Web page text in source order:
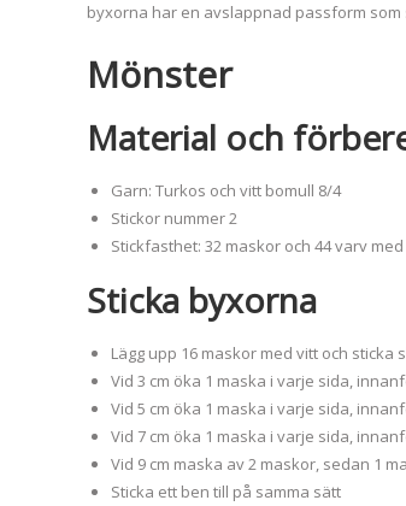
byxorna har en avslappnad passform
Mönster
Material och
Garn: Turkos och vitt bomull 8/4
Stickor nummer 2
Stickfasthet: 32 maskor och 44 varv
Sticka byxorna
Lägg upp 16 maskor med vitt och sticka
Vid 3 cm öka 1 maska i varje sida,
Vid 5 cm öka 1 maska i varje sida,
Vid 7 cm öka 1 maska i varje sida,
Vid 9 cm maska av 2 maskor, sedan 1
Sticka ett ben till på samma sätt